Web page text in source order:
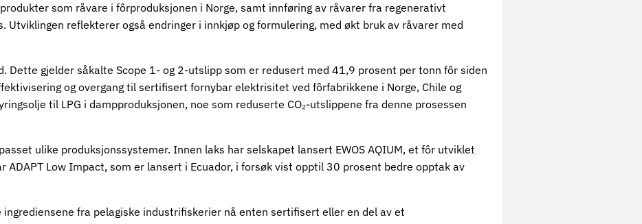
som råvare i fôrproduksjonen i Norge, samt innføring av råvarer fra regenerativt
reflekterer også endringer i innkjøp og formulering, med økt bruk av råvarer med
Dette gjelder såkalte Scope 1- og 2-utslipp som er redusert med 41,9 prosent per tonn fôr siden
og overgang til sertifisert fornybar elektrisitet ved fôrfabrikkene i Norge, Chile og
til LPG i dampproduksjonen, noe som reduserte CO₂-utslippene fra denne prosessen
ulike produksjonssystemer. Innen laks har selskapet lansert EWOS AQIUM, et fôr utviklet
Low Impact, som er lansert i Ecuador, i forsøk vist opptil 30 prosent bedre opptak av
fra pelagiske industrifiskerier nå enten sertifisert eller en del av et